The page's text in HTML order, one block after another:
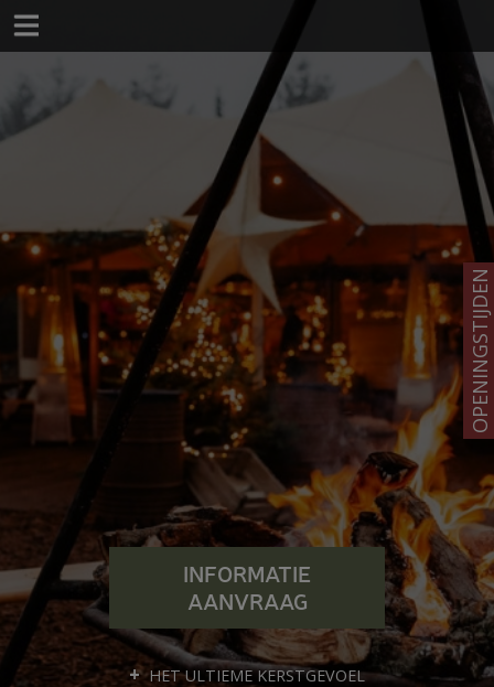
INFORMATIE
AANVRAAG
+
HET ULTIEME KERSTGEVOEL
+
OPENINGSTIJDEN